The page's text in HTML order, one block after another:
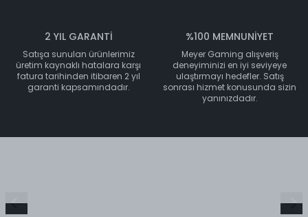
2 YIL GARANTİ
Satışa sunulan ürünlerimiz
üretim kaynaklı hatalara karşı
fatura tarihinden itibaren 2 yıl
garanti kapsamındadır.
%100 MEMNUNİYET
Meyer Gaming alışveriş
deneyiminizi en iyi seviyeye
ulaştırmayı hedefler. Satış
sonrası hizmet konusunda sizin
yanınızdadır.